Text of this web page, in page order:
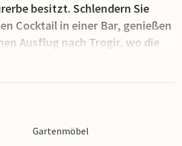
besitzt. Schlendern Sie
Cocktail in einer Bar, genießen
Ausflug nach Trogir, wo die
auf die herrlichen Inseln Hvar
Gartenmöbel